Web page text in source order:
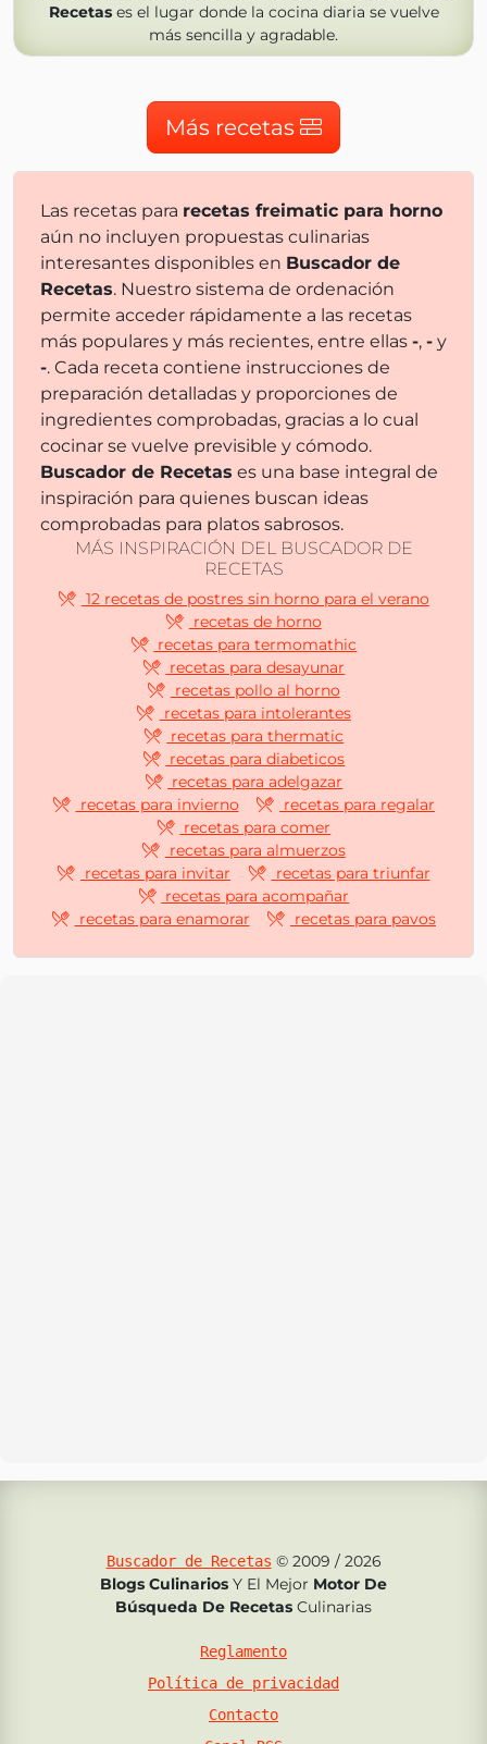
Recetases el lugar donde la cocina diaria se vuelve
más sencilla y agradable.
Más recetas
Las recetas para recetas freimatic para horno
aún no incluyen propuestas culinarias
interesantes disponibles en Buscador de
Recetas. Nuestro sistema de ordenación
permite acceder rápidamente a las recetas
más populares y más recientes, entre ellas -, - y
-. Cada receta contiene instrucciones de
preparación detalladas y proporciones de
ingredientes comprobadas, gracias a lo cual
cocinar se vuelve previsible y cómodo.
Buscador de Recetas es una base integral de
inspiración para quienes buscan ideas
comprobadas para platos sabrosos.
MÁS INSPIRACIÓN DEL BUSCADOR DE
RECETAS
12 recetas de postres sin horno para el verano
recetas de horno
recetas para termomathic
recetas para desayunar
recetas pollo al horno
recetas para intolerantes
recetas para thermatic
recetas para diabeticos
recetas para adelgazar
recetas para invierno
recetas para regalar
recetas para comer
recetas para almuerzos
recetas para invitar
recetas para triunfar
recetas para acompañar
recetas para enamorar
recetas para pavos
Buscador de Recetas © 2009 / 2026
Blogs Culinarios Y El Mejor Motor De
Búsqueda De Recetas Culinarias
Reglamento
Política de privacidad
Contacto